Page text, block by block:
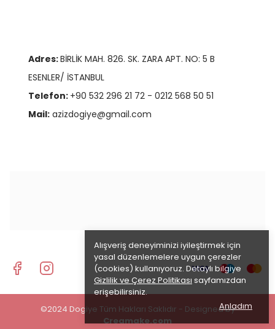
Alışveriş deneyiminizi iyileştirmek için
yasal düzenlemelere uygun çerezler
(cookies) kullanıyoruz. Detaylı bilgiye
Gizlilik ve Çerez Politikası sayfamızdan
erişebilirsiniz.
Anladım
Adres:BİRLİK MAH. 826. SK. ZARA APT. NO: 5 B
ESENLER/ İSTANBUL
Telefon: +90 532 296 21 72 - 0212 568 50 51
Mail: azizdogiye@gmail.com
©2024 Dogiye Tüm Hakları Saklıdır - Designed by
Creamake.com